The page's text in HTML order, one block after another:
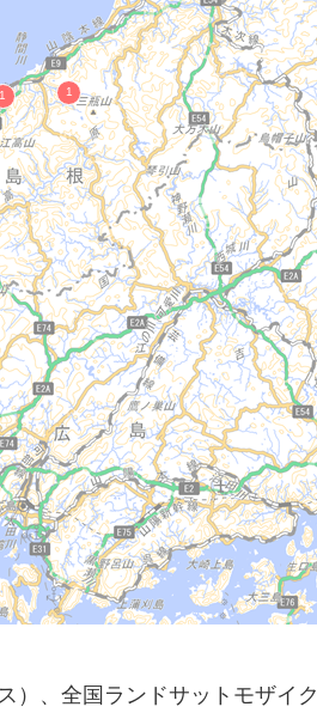
）、全国ランドサットモザイ